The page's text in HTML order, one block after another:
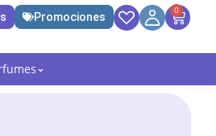
Promociones
0